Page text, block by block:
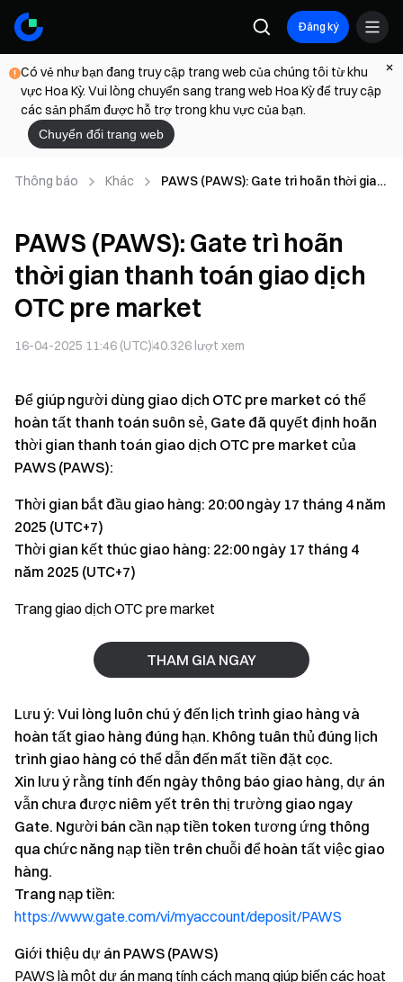
Đăng ký
Có vẻ như bạn đang truy cập trang web của chúng tôi từ khu
vực Hoa Kỳ. Vui lòng chuyển sang trang web Hoa Kỳ để truy cập
các sản phẩm được hỗ trợ trong khu vực của bạn.
Chuyển đổi trang web
Thông báo Khác
PAWS (PAWS): Gate trì hoãn thời gian
PAWS (PAWS): Gate trì hoãn
thời gian thanh toán giao dịch
OTC pre market
16-04-2025 11:46 (UTC)40.326 lượt xem
Để giúp người dùng giao dịch OTC pre market có thể
hoàn tất thanh toán suôn sẻ, Gate đã quyết định hoãn
thời gian thanh toán giao dịch OTC pre market của
PAWS (PAWS):
Thời gian bắt đầu giao hàng: 20:00 ngày 17 tháng 4 năm
2025 (UTC+7)
Thời gian kết thúc giao hàng: 22:00 ngày 17 tháng 4
năm 2025 (UTC+7)
Trang giao dịch OTC pre market
THAM GIA NGAY
Lưu ý: Vui lòng luôn chú ý đến lịch trình giao hàng và
hoàn tất giao hàng đúng hạn. Không tuân thủ đúng lịch
trình giao hàng có thể dẫn đến mất tiền đặt cọc.
Xin lưu ý rằng tính đến ngày thông báo giao hàng, dự án
vẫn chưa được niêm yết trên thị trường giao ngay
Gate. Người bán cần nạp tiền token tương ứng thông
qua chức năng nạp tiền trên chuỗi để hoàn tất việc giao
hàng.
Trang nạp tiền:
https://www.gate.com/vi/myaccount/deposit/PAWS
Giới thiệu dự án PAWS (PAWS)
PAWS là một dự án mang tính cách mạng giúp biến các hoạt